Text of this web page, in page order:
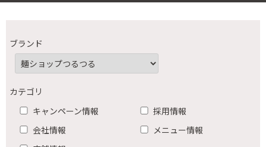
ブランド
カテゴリ
キャンペーン情報
採用情報
会社情報
メニュー情報